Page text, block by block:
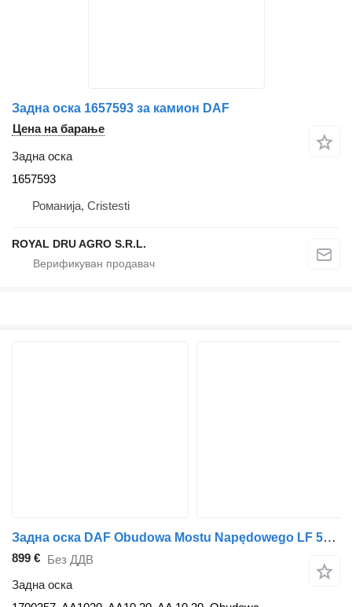
Задна оска 1657593 за камион DAF
Цена на барање
Задна оска
1657593
Романија, Cristesti
ROYAL DRU AGRO S.R.L.
Задна оска DAF Obudowa Mostu Napędowego LF 55 AA10.20 10.20 19.5R Resor / Tarcz 1700357 за камион DAF LF 55 10.20 AA10.20 19.5R
899 € Без ДДВ
Задна оска